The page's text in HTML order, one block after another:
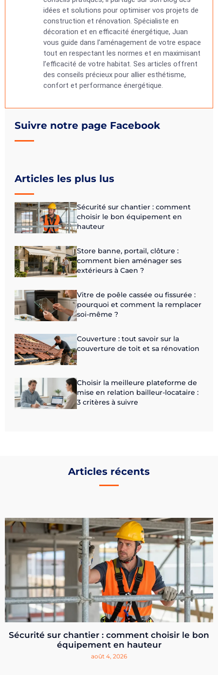
Suivre notre page Facebook
Articles les plus lus
Sécurité sur chantier : comment
choisir le bon équipement en
hauteur
Store banne, portail, clôture :
comment bien aménager ses
extérieurs à Caen ?
Vitre de poêle cassée ou fissurée :
pourquoi et comment la remplacer
soi-même ?
Couverture : tout savoir sur la
couverture de toit et sa rénovation
Choisir la meilleure plateforme de
mise en relation bailleur-locataire :
3 critères à suivre
idées et solutions pour optimiser vos projets de
construction et rénovation. Spécialiste en
décoration et en efficacité énergétique, Juan
vous guide dans l’aménagement de votre espace
tout en respectant les normes et en maximisant
l’efficacité de votre habitat. Ses articles offrent
des conseils précieux pour allier esthétisme,
confort et performance énergétique.
Articles récents
Sécurité sur chantier : comment choisir le bon
équipement en hauteur
août 4, 2026